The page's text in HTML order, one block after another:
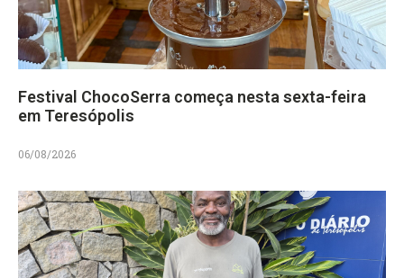
Festival ChocoSerra começa nesta sexta-feira
em Teresópolis
06/08/2026